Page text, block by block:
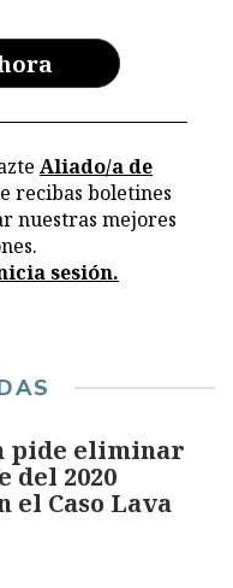
Aliado/a de
recibas boletines
nuestras mejores
sesión.
pide eliminar
del 2020
el Caso Lava